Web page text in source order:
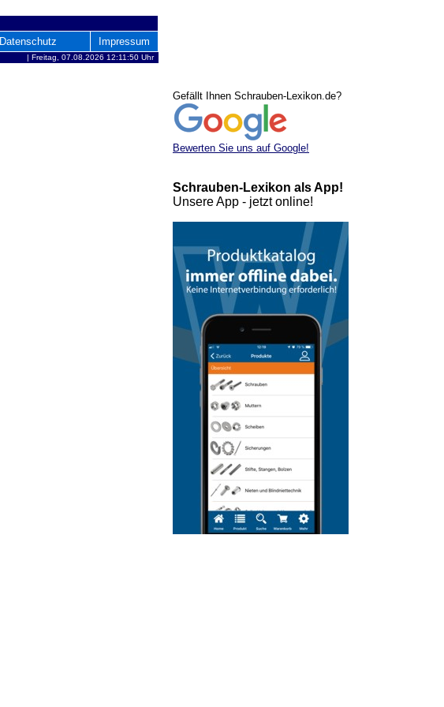
Datenschutz Impressum
| Freitag, 07.08.2026 12:11:50 Uhr
Gefällt Ihnen Schrauben-Lexikon.de?
Bewerten Sie uns auf Google!
Schrauben-Lexikon als App!
Unsere App - jetzt online!